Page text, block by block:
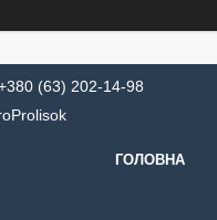
(63) 202-14-98
ГОЛОВНА